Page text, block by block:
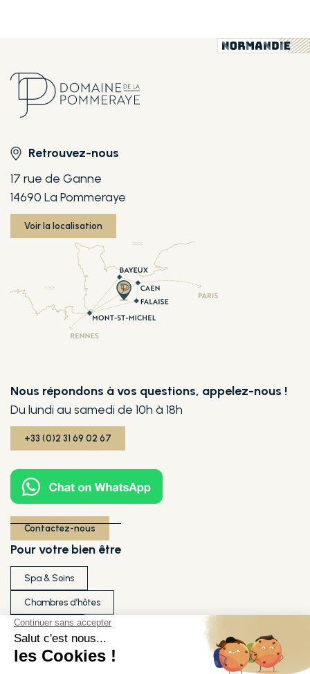
Retrouvez-nous
17 rue de Ganne
14690 La Pommeraye
Voir la localisation
Nous répondons à vos questions, appelez-nous !
Du lundi au samedi de 10h à 18h
+33 (0)2 31 69 02 67
Contactez-nous
Pour votre bien être
Spa & Soins
Chambres d’hôtes
Séminaires
Ils témoignent de notre qualité